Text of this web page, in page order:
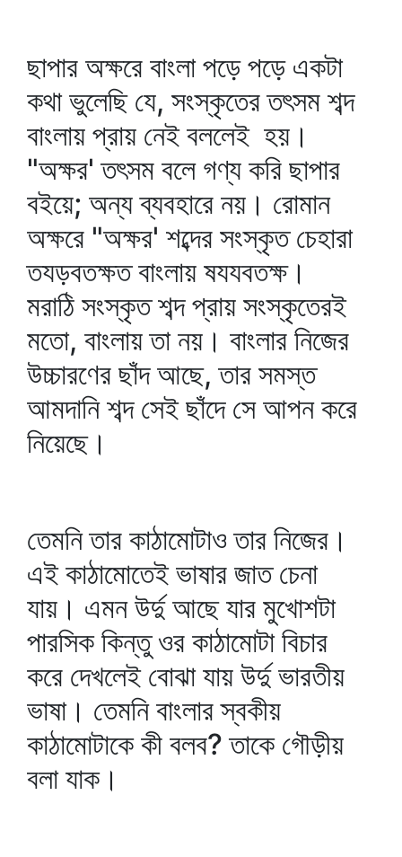
ছাপার অক্ষরে বাংলা পড়ে পড়ে একটা
কথা ভুলেছি যে, সংস্কৃতের তৎসম শব্দ
বাংলায় প্রায় নেই বললেই হয়।
"অক্ষর' তৎসম বলে গণ্য করি ছাপার
বইয়ে; অন্য ব্যবহারে নয়। রোমান
অক্ষরে "অক্ষর' শব্দের সংস্কৃত চেহারা
তযড়বতক্ষত বাংলায় ষযযবতক্ষ।
মরাঠি সংস্কৃত শব্দ প্রায় সংস্কৃতেরই
মতো, বাংলায় তা নয়। বাংলার নিজের
উচ্চারণের ছাঁদ আছে, তার সমস্ত
আমদানি শব্দ সেই ছাঁদে সে আপন করে
নিয়েছে।
তেমনি তার কাঠামোটাও তার নিজের।
এই কাঠামোতেই ভাষার জাত চেনা
যায়। এমন উর্দু আছে যার মুখোশটা
পারসিক কিন্তু ওর কাঠামোটা বিচার
করে দেখলেই বোঝা যায় উর্দু ভারতীয়
ভাষা। তেমনি বাংলার স্বকীয়
কাঠামোটাকে কী বলব? তাকে গৌড়ীয়
বলা যাক।